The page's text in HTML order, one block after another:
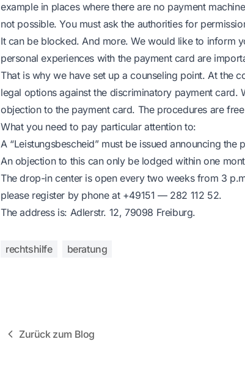
example in places where there are no payment
not possible. You must ask the authorities for
It can be blocked. And more. We would like to inform
personal experiences with the payment card are
That is why we have set up a counseling point. At the
legal options against the discriminatory payment
objection to the payment card. The procedures are
What you need to pay particular attention to:
A “Leistungsbescheid” must be issued announcing the
An objection to this can only be lodged within one
The drop-in center is open every two weeks from 3
please register by phone at +49151 — 282 112 52.
The address is: Adlerstr. 12, 79098 Freiburg.
rechtshilfe beratung
Zurück zum Blog